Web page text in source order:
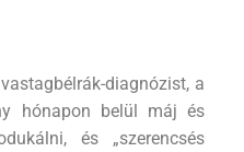
diagnózist, a
hónapon belül máj és
és „szerencsés